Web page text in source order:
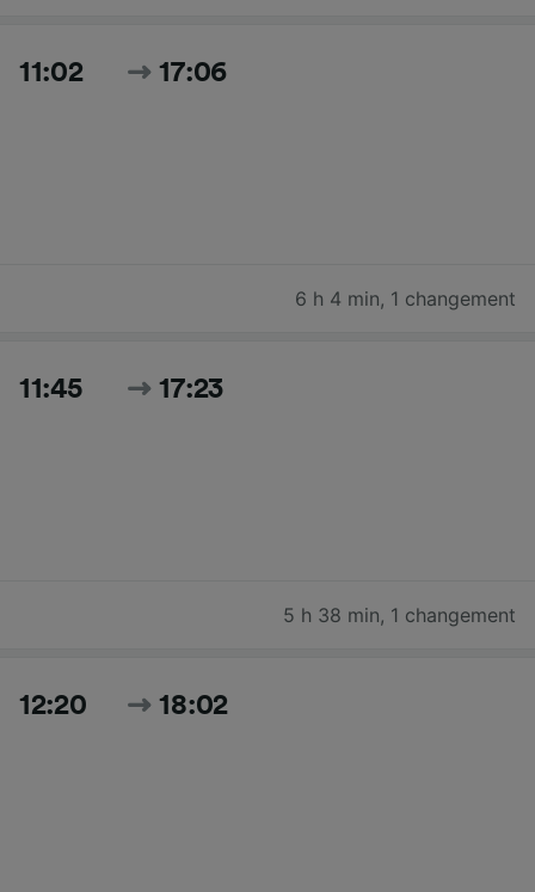
11:02 17:06
6 h 4 min, 1 changement
11:45 17:23
5 h 38 min, 1 changement
12:20 18:02